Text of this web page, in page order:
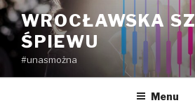
Przejdź
do
treści
WROCŁAWSKA
ŚPIEWU
#unasmożna
Menu